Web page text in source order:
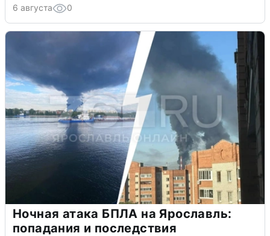
6 августа 0
Ночная атака БПЛА на Ярославль:
попадания и последствия